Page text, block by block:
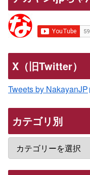
X（旧Twitter）
Tweets by NakayanJP
カテゴリ別